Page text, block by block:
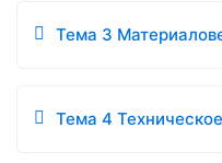
Тема 3
Тема 4